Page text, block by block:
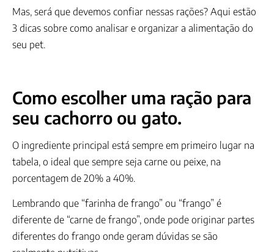
Mas, será que devemos confiar nessas rações? Aqui estão
3 dicas sobre como analisar e organizar a alimentação do
seu pet.
Como escolher uma ração para
seu cachorro ou gato.
O ingrediente principal está sempre em primeiro lugar na
tabela, o ideal que sempre seja carne ou peixe, na
porcentagem de 20% a 40%.
Lembrando que “farinha de frango” ou “frango” é
diferente de “carne de frango”, onde pode originar partes
diferentes do frango onde geram dúvidas se são